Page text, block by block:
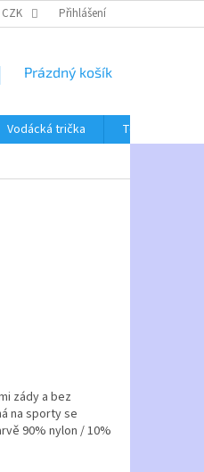
CZK Přihlášení
NÁKUPNÍ
Prázdný košík
Vodácká trička
Textil bez
zády a bez
na sporty se
90% nylon / 10%